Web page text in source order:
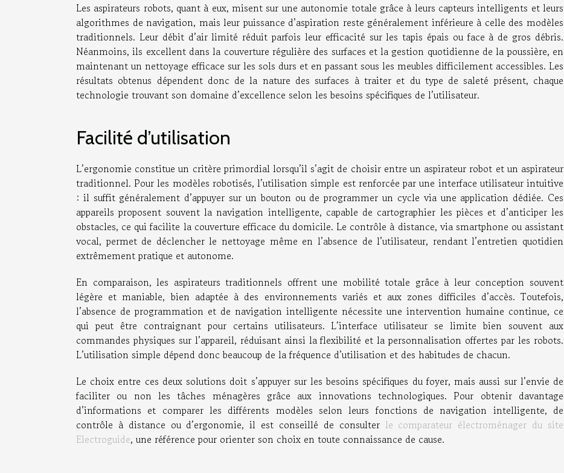
Les aspirateurs robots, quant à eux, misent sur une autonomie totale grâce à leurs capteurs intelligents et leurs
algorithmes de navigation, mais leur puissance d’aspiration reste généralement inférieure à celle des modèles
traditionnels. Leur débit d’air limité réduit parfois leur efficacité sur les tapis épais ou face à de gros débris.
Néanmoins, ils excellent dans la couverture régulière des surfaces et la gestion quotidienne de la poussière, en
maintenant un nettoyage efficace sur les sols durs et en passant sous les meubles difficilement accessibles. Les
résultats obtenus dépendent donc de la nature des surfaces à traiter et du type de saleté présent, chaque
technologie trouvant son domaine d’excellence selon les besoins spécifiques de l’utilisateur.
Facilité d’utilisation
L’ergonomie constitue un critère primordial lorsqu’il s’agit de choisir entre un aspirateur robot et un aspirateur
traditionnel. Pour les modèles robotisés, l’utilisation simple est renforcée par une interface utilisateur intuitive
: il suffit généralement d’appuyer sur un bouton ou de programmer un cycle via une application dédiée. Ces
appareils proposent souvent la navigation intelligente, capable de cartographier les pièces et d’anticiper les
obstacles, ce qui facilite la couverture efficace du domicile. Le contrôle à distance, via smartphone ou assistant
vocal, permet de déclencher le nettoyage même en l’absence de l’utilisateur, rendant l’entretien quotidien
extrêmement pratique et autonome.
En comparaison, les aspirateurs traditionnels offrent une mobilité totale grâce à leur conception souvent
légère et maniable, bien adaptée à des environnements variés et aux zones difficiles d’accès. Toutefois,
l’absence de programmation et de navigation intelligente nécessite une intervention humaine continue, ce
qui peut être contraignant pour certains utilisateurs. L’interface utilisateur se limite bien souvent aux
commandes physiques sur l’appareil, réduisant ainsi la flexibilité et la personnalisation offertes par les robots.
L’utilisation simple dépend donc beaucoup de la fréquence d’utilisation et des habitudes de chacun.
Le choix entre ces deux solutions doit s’appuyer sur les besoins spécifiques du foyer, mais aussi sur l’envie de
faciliter ou non les tâches ménagères grâce aux innovations technologiques. Pour obtenir davantage
d’informations et comparer les différents modèles selon leurs fonctions de navigation intelligente, de
contrôle à distance ou d’ergonomie, il est conseillé de consulter le comparateur électroménager du site
Electroguide, une référence pour orienter son choix en toute connaissance de cause.